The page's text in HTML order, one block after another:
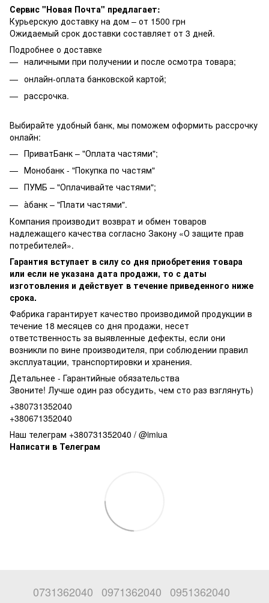
Сервис "Новая Почта" предлагает:
Курьерскую доставку на дом – от 1500 грн
Ожидаемый срок доставки составляет от 3 дней.
Подробнее о доставке
наличными при получении и после осмотра товара;
онлайн-оплата банковской картой;
рассрочка.
Выбирайте удобный банк, мы поможем оформить рассрочку
онлайн:
ПриватБанк – "Оплата частями";
Монобанк - "Покупка по частям"
ПУМБ – "Оплачивайте частями";
àбанк – "Плати частями".
Компания производит возврат и обмен товаров
надлежащего качества согласно Закону «О защите прав
потребителей».
Гарантия вступает в силу со дня приобретения товара
или если не указана дата продажи, то с даты
изготовления и действует в течение приведенного ниже
срока.
Фабрика гарантирует качество производимой продукции в
течение 18 месяцев со дня продажи, несет
ответственность за выявленные дефекты, если они
возникли по вине производителя, при соблюдении правил
эксплуатации, транспортировки и хранения.
Детальнее - Гарантийные обязательства
Звоните! Лучше один раз обсудить, чем сто раз взглянуть)
+380731352040
+380671352040
Наш телеграм +380731352040 / @imiua
Написати в Телеграм
0731362040 0971362040 0951362040